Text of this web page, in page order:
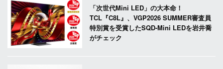
「次世代Mini LED」の大本命！
TCL『C8L』、VGP2026 SUMMER審査員
特別賞を受賞したSQD-Mini LEDを岩井喬
がチェック